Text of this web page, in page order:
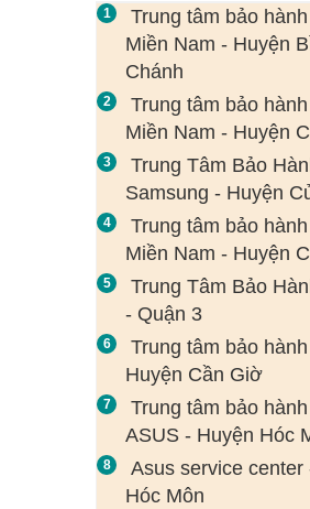
Trung tâm bảo
Miền Nam - Huyện
Chánh
Trung tâm bảo
Miền Nam - Huyện
Trung Tâm Bảo
Samsung - Huyện
Trung tâm bảo
Miền Nam - Huyện
Trung Tâm Bảo
- Quận 3
Trung tâm bảo
Huyện Cần Giờ
Trung tâm bảo
ASUS - Huyện Hóc
Asus service center
Hóc Môn